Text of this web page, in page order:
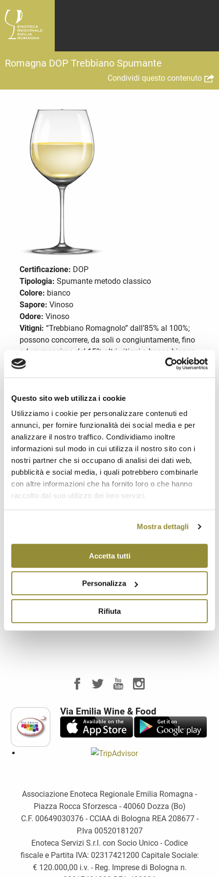
Questo sito web utilizza i cookie
Utilizziamo i cookie per personalizzare contenuti ed
annunci, per fornire funzionalità dei social media e per
analizzare il nostro traffico. Condividiamo inoltre
informazioni sul modo in cui utilizza il nostro sito con i
nostri partner che si occupano di analisi dei dati web,
pubblicità e social media, i quali potrebbero combinarle
con altre informazioni che ha fornito loro o che hanno
raccolto dal suo utilizzo dei loro servizi.
Mostra dettagli
Accetta tutti
Personalizza
Rifiuta
Romagna DOP Trebbiano Spumante
Condividi questo contenuto
Certificazione: DOP
Tipologia: Spumante metodo classico
Colore: bianco
Sapore: Vinoso
Odore: Vinoso
Vitigni: “Trebbiano Romagnolo” dall’85% al 100%;
possono concorrere, da soli o congiuntamente, fino
ad un massimo del 15% altri vitigni a bacca bianca,
idonei alla coltivazione per la regione Emilia-
Romagna. Per i nuovi impianti la densità minima di
ettaro. Area di produzione: parte delle province di
Forlì-Cesena, Ravenna, Bologna, Rimini. Produzione
max. per ettaro: 140 q.li con resa in vino massima
del 70%.
Descrizione
Il Trebbiano di Romagna DOP ha un colore giallo
paglierino più o meno intenso, odore vinoso,
gradevole e sapore: secco, sapido, armonico, fresco
Temperatura di degustazione: 8 °C.
Accostamento cibo/vino: ottimo come aperitivo il
tipo Secco, si accompagna a dolci e dessert nelle
versioni
Via Emilia Wine & Food
Associazione Enoteca Regionale Emilia Romagna -
Piazza Rocca Sforzesca - 40060 Dozza (Bo)
C.F. 00649030376 - CCIAA di Bologna REA 208677 -
P.Iva 00520181207
Enoteca Servizi S.r.l. con Socio Unico - Codice
fiscale e Partita IVA: 02317421200 Capitale Sociale:
€ 120.000,00 i.v. - Reg. Imprese di Bologna n.